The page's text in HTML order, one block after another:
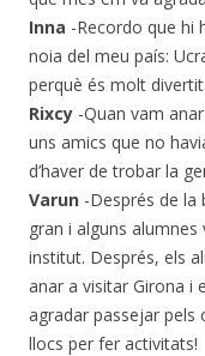
Inna -Recordo que hi
noia del meu país:
perquè és molt divertit.
Rixcy -Quan vam
uns amics que no
d’haver de trobar la
Varun -Després de la
gran i alguns
institut. Després, els
anar a visitar Girona i
agradar passejar pels
llocs per fer activitats!